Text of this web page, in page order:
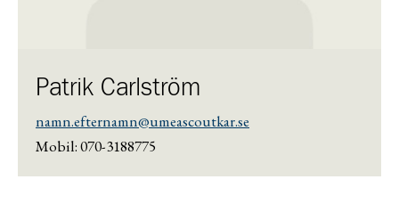
Patrik Carlström
namn.efternamn@umeascoutkar.se
Mobil: 070-3188775